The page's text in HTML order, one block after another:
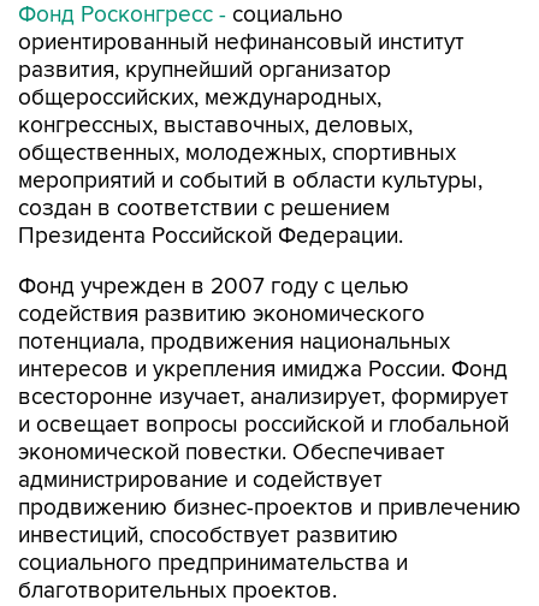
Фонд Росконгресс - социально
ориентированный нефинансовый институт
развития, крупнейший организатор
общероссийских, международных,
конгрессных, выставочных, деловых,
общественных, молодежных, спортивных
мероприятий и событий в области культуры,
создан в соответствии с решением
Президента Российской Федерации.
Фонд учрежден в 2007 году с целью
содействия развитию экономического
потенциала, продвижения национальных
интересов и укрепления имиджа России. Фонд
всесторонне изучает, анализирует, формирует
и освещает вопросы российской и глобальной
экономической повестки. Обеспечивает
администрирование и содействует
продвижению бизнес-проектов и привлечению
инвестиций, способствует развитию
социального предпринимательства и
благотворительных проектов.